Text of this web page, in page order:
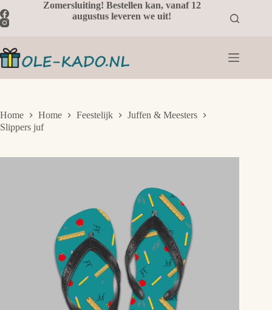
naar
de
Zomersluiting! Bestellen kan, vanaf 12
augustus leveren we uit!
Home Home Feestelijk
Juffen & Meesters
Slippers juf